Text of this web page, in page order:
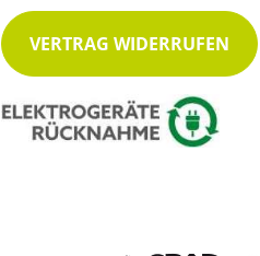
VERTRAG WIDERRUFEN